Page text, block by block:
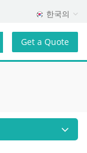
한국의
Get a Quote